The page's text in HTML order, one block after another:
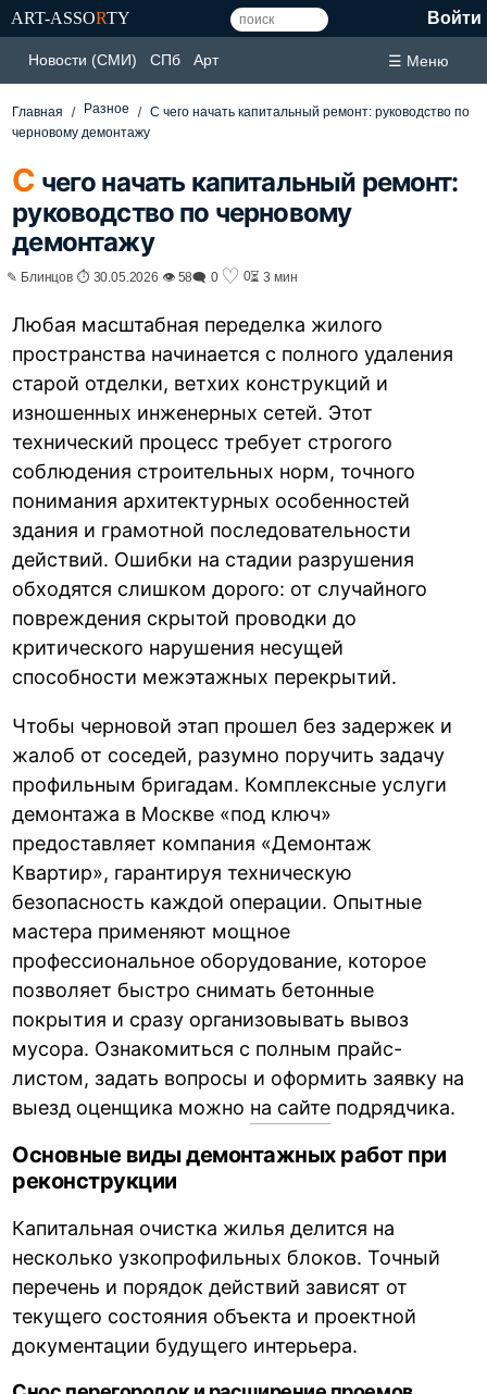
ART-ASSORTY Войти
Новости (СМИ) СПб Арт ☰ Меню
Главная Разное
С чего начать капитальный ремонт: руководство по
черновому демонтажу
С чего начать капитальный ремонт:
руководство по черновому
демонтажу
✎ Блинцов ⏱ 30.05.2026 👁 58🗨 0 ♡ 0⏳ 3 мин
Любая масштабная переделка жилого
пространства начинается с полного удаления
старой отделки, ветхих конструкций и
изношенных инженерных сетей. Этот
технический процесс требует строгого
соблюдения строительных норм, точного
понимания архитектурных особенностей
здания и грамотной последовательности
действий. Ошибки на стадии разрушения
обходятся слишком дорого: от случайного
повреждения скрытой проводки до
критического нарушения несущей
способности межэтажных перекрытий.
Чтобы черновой этап прошел без задержек и
жалоб от соседей, разумно поручить задачу
профильным бригадам. Комплексные услуги
демонтажа в Москве «под ключ»
предоставляет компания «Демонтаж
Квартир», гарантируя техническую
безопасность каждой операции. Опытные
мастера применяют мощное
профессиональное оборудование, которое
позволяет быстро снимать бетонные
покрытия и сразу организовывать вывоз
мусора. Ознакомиться с полным прайс-
листом, задать вопросы и оформить заявку на
выезд оценщика можно на сайте подрядчика.
Основные виды демонтажных работ при
реконструкции
Капитальная очистка жилья делится на
несколько узкопрофильных блоков. Точный
перечень и порядок действий зависят от
текущего состояния объекта и проектной
документации будущего интерьера.